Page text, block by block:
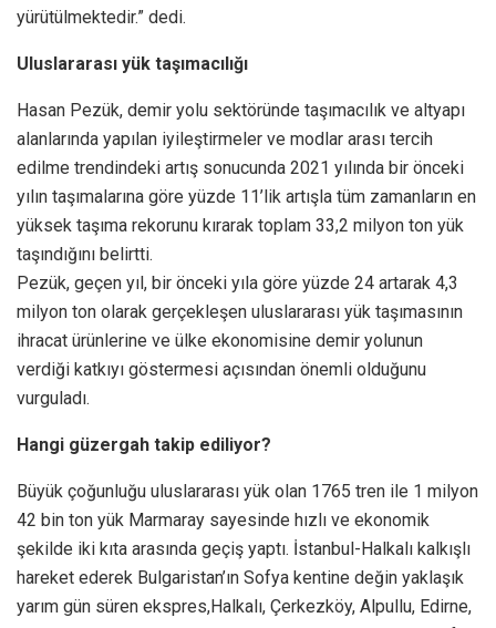
yürütülmektedir.” dedi.
Uluslararası yük taşımacılığı
Hasan Pezük, demir yolu sektöründe taşımacılık ve altyapı
alanlarında yapılan iyileştirmeler ve modlar arası tercih
edilme trendindeki artış sonucunda 2021 yılında bir önceki
yılın taşımalarına göre yüzde 11’lik artışla tüm zamanların en
yüksek taşıma rekorunu kırarak toplam 33,2 milyon ton yük
taşındığını belirtti.
Pezük, geçen yıl, bir önceki yıla göre yüzde 24 artarak 4,3
milyon ton olarak gerçekleşen uluslararası yük taşımasının
ihracat ürünlerine ve ülke ekonomisine demir yolunun
verdiği katkıyı göstermesi açısından önemli olduğunu
vurguladı.
Hangi güzergah takip ediliyor?
Büyük çoğunluğu uluslararası yük olan 1765 tren ile 1 milyon
42 bin ton yük Marmaray sayesinde hızlı ve ekonomik
şekilde iki kıta arasında geçiş yaptı. İstanbul-Halkalı kalkışlı
hareket ederek Bulgaristan’ın Sofya kentine değin yaklaşık
yarım gün süren ekspres,Halkalı, Çerkezköy, Alpullu, Edirne,